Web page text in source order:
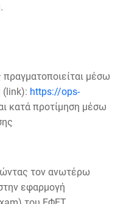
μέσω
(link): https://ops-
κατά προτίμηση μέσω
τον ανωτέρω
εφαρμογή